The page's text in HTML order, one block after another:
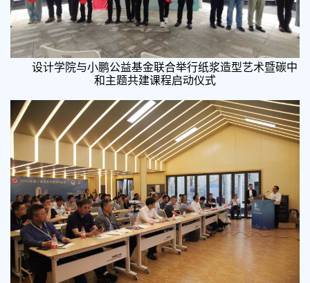
设计学院与小鹏公益基金联合举行纸浆造型艺术暨碳中
和主题共建课程启动仪式